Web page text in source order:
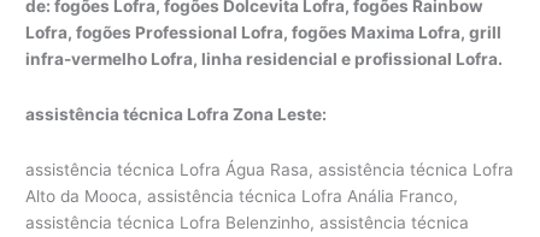
de: fogões Lofra, fogões Dolcevita Lofra, fogões Rainbow
Lofra, fogões Professional Lofra, fogões Maxima Lofra, grill
infra-vermelho Lofra, linha residencial e profissional Lofra.
assistência técnica Lofra Zona Leste:
assistência técnica Lofra Água Rasa, assistência técnica Lofra
Alto da Mooca, assistência técnica Lofra Anália Franco,
assistência técnica Lofra Belenzinho, assistência técnica